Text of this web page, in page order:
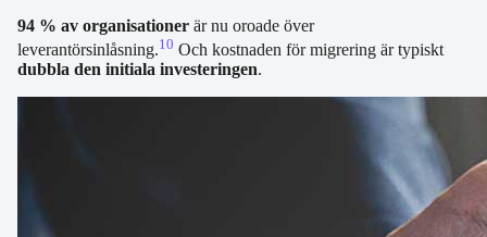
94 % av organisationer är nu oroade över
leverantörsinlåsning.10 Och kostnaden för migrering är typiskt
dubbla den initiala investeringen.